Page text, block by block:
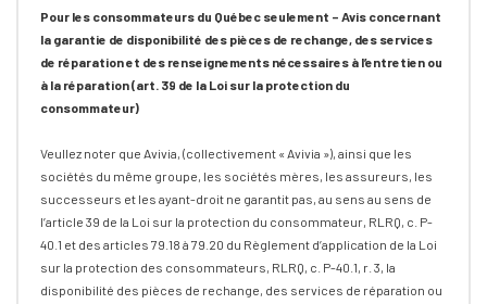
Pour les consommateurs du Québec seulement – Avis concernant
la garantie de disponibilité des pièces de rechange, des services
de réparation et des renseignements nécessaires à l’entretien ou
à la réparation (art. 39 de la Loi sur la protection du
consommateur)
Veullez noter que Avivia, (collectivement « Avivia »), ainsi que les
sociétés du même groupe, les sociétés mères, les assureurs, les
successeurs et les ayant-droit ne garantit pas, au sens au sens de
l’article 39 de la Loi sur la protection du consommateur, RLRQ, c. P-
40.1 et des articles 79.18 à 79.20 du Règlement d’application de la Loi
sur la protection des consommateurs, RLRQ, c. P-40.1, r. 3, la
disponibilité des pièces de rechange, des services de réparation ou